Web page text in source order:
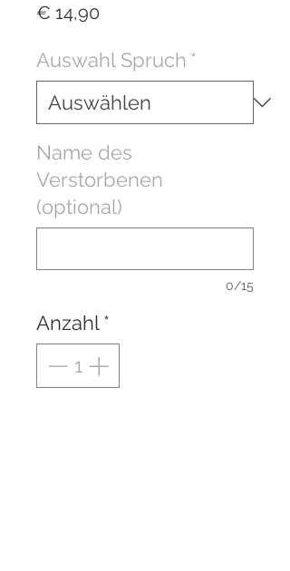
€ 14,90
Auswahl Spruch *
Name des
Verstorbenen
(optional)
0/15
Anzahl*